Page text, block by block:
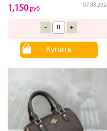
1,150руб
- +
Купить